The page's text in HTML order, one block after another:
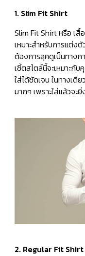
1. Slim Fit Shirt
Slim Fit Shirt หรือ เสื้
เหมาะสำหรับการแต่ง
ต้องการลุคดูเป็นทาง
เชิ้ตสไตล์นี้จะเหมาะกั
ใส่ได้ชัดเจน ในทางเดี
มากๆ เพราะใส่แล้วจะ
2. Regular Fit Shirt